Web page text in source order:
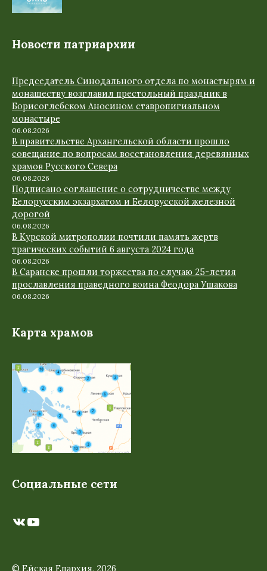
Новости патриархии
Председатель Синодального отдела по монастырям и
монашеству возглавил престольный праздник в
Борисоглебском Аносином ставропигиальном
монастыре
06.08.2026
В правительстве Архангельской области прошло
совещание по вопросам восстановления деревянных
храмов Русского Севера
06.08.2026
Подписано соглашение о сотрудничестве между
Белорусским экзархатом и Белорусской железной
дорогой
06.08.2026
В Курской митрополии почтили память жертв
трагических событий 6 августа 2024 года
06.08.2026
В Саранске прошли торжества по случаю 25-летия
прославления праведного воина Феодора Ушакова
06.08.2026
Карта храмов
Социальные сети
ВКонтакте
YouTube
© Ейская Епархия, 2026